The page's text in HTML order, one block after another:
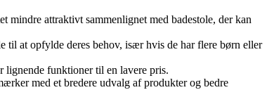
mindre attraktivt sammenlignet med badestole, der kan
til at opfylde deres behov, især hvis de har flere børn eller
lignende funktioner til en lavere pris.
med et bredere udvalg af produkter og bedre